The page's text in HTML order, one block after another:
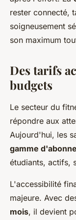
rester connecté,
soigneusement
son maximum
Des tarifs
budgets
Le secteur du
répondre aux
Aujourd'hui, les
gamme
étudiants, actifs,
L'accessibilité
majeure. Avec
mois, il devient